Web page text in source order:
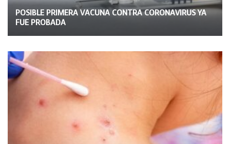
POSIBLE PRIMERA VACUNA CONTRA CORONAVIRUS YA
FUE PROBADA